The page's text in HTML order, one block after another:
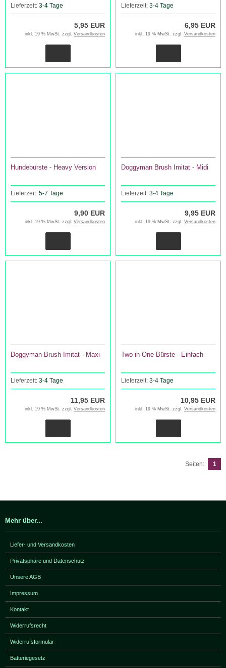
Lieferzeit: 3-4 Tage
5,95 EUR
inkl. 19 % MwSt. zzgl. Versandkosten
Lieferzeit: 3-4 Tage
6,95 EUR
inkl. 19 % MwSt. zzgl. Versandkosten
Hundebürste - Heavy Version
Lieferzeit: 5-7 Tage
9,90 EUR
inkl. 19 % MwSt. zzgl. Versandkosten
Doggyman Brush Imitat - Midi
Lieferzeit: 3-4 Tage
9,95 EUR
inkl. 19 % MwSt. zzgl. Versandkosten
Doggyman Brush Imitat - Maxi
Lieferzeit: 3-4 Tage
11,95 EUR
inkl. 19 % MwSt. zzgl. Versandkosten
Two in One Bürste - Einfach
Lieferzeit: 3-4 Tage
10,95 EUR
inkl. 19 % MwSt. zzgl. Versandkosten
Seiten: 1
Mehr über...
Liefer- und Versandkosten
Privatsphäre und Datenschutz
Unsere AGB
Impressum
Kontakt
Widerrufsrecht
Widerrufsformular
Batteriegesetz